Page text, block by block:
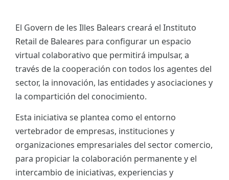
ES
El Govern de les Illes Balears creará el Instituto
Retail de Baleares para configurar un espacio
virtual colaborativo que permitirá impulsar, a
través de la cooperación con todos los agentes del
sector, la innovación, las entidades y asociaciones y
la compartición del conocimiento.
Esta iniciativa se plantea como el entorno
vertebrador de empresas, instituciones y
organizaciones empresariales del sector comercio,
para propiciar la colaboración permanente y el
intercambio de iniciativas, experiencias y